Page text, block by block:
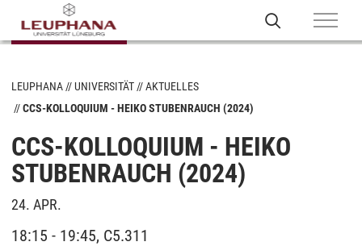
LEUPHANA UNIVERSITÄT
AKTUELLES
CCS-KOLLOQUIUM - HEIKO STUBENRAUCH (2024)
CCS-KOLLOQUIUM - HEIKO
STUBENRAUCH (2024)
24. APR.
18:15 - 19:45, C5.311